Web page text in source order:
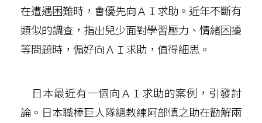
在遭遇困難時，會優先向ＡＩ求助。近年不斷有
類似的調查，指出兒少面對學習壓力、情緒困擾
等問題時，偏好向ＡＩ求助，值得細思。
日本最近有一個向ＡＩ求助的案例，引發討
論。日本職棒巨人隊總教練阿部慎之助在勸解兩